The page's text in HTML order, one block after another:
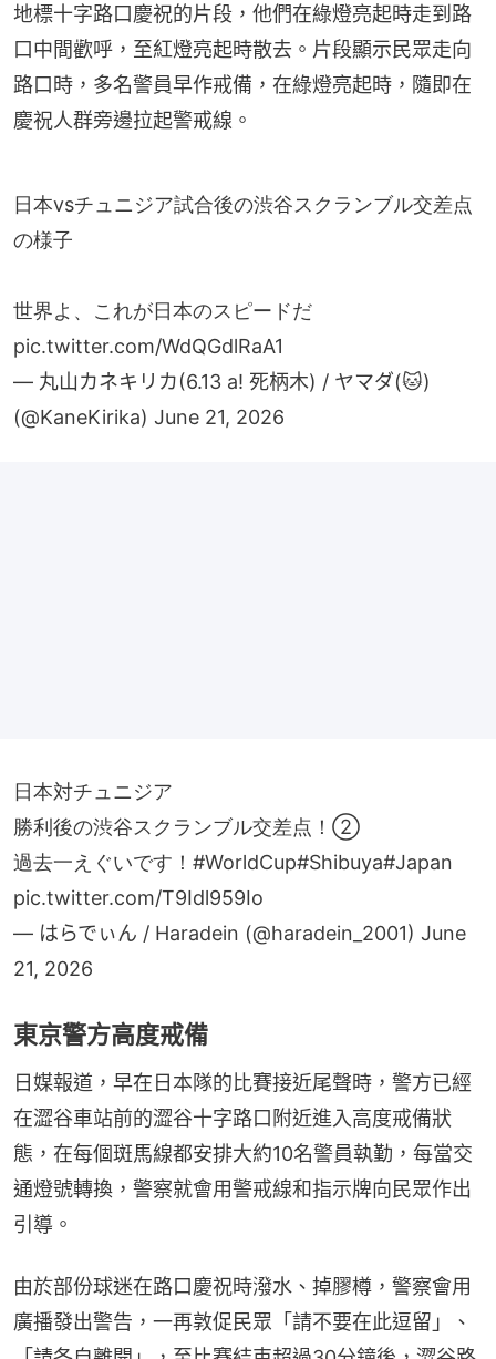
地標十字路口慶祝的片段，他們在綠燈亮起時走到路
口中間歡呼，至紅燈亮起時散去。片段顯示民眾走向
路口時，多名警員早作戒備，在綠燈亮起時，隨即在
慶祝人群旁邊拉起警戒線。
の様子
pic.twitter.com/WdQGdlRaA1
— 丸山カネキリカ(6.13 a! 死柄木) / ヤマダ(🐱)
(@KaneKirika) June 21, 2026
勝利後の渋谷スクランブル交差点！②
過去一えぐいです！ #WorldCup #Shibuya
pic.twitter.com/T9Idl959Io
— はらでぃん / Haradein (@haradein_2001)
21, 2026
東京警方高度戒備
日媒報道，早在日本隊的比賽接近尾聲時，警方已經
在澀谷車站前的澀谷十字路口附近進入高度戒備狀
態，在每個斑馬線都安排大約10名警員執勤，每當交
通燈號轉換，警察就會用警戒線和指示牌向民眾作出
引導。
由於部份球迷在路口慶祝時潑水、掉膠樽，警察會用
廣播發出警告，一再敦促民眾「請不要在此逗留」、
「請各自離開」，至比賽結束超過30分鐘後，澀谷路
口現場氣氛依然高漲，警察再次發出警告，廣播指